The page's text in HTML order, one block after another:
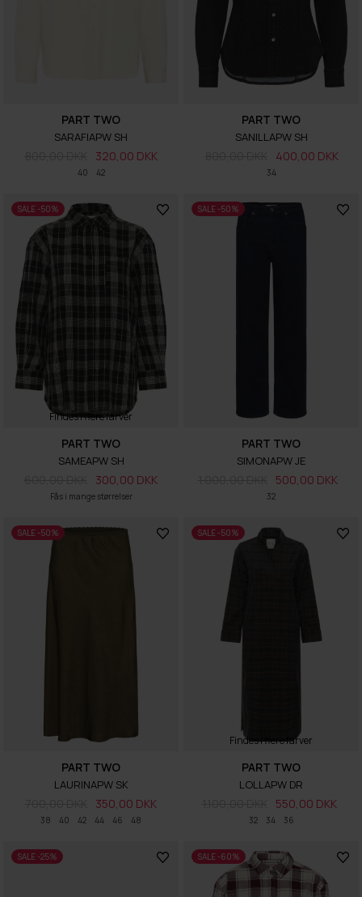
40 42
PART TWO
SARAFIAPW SH
320,00 DKK
34
PART TWO
SANILLAPW SH
400,00 DKK
SALE -50%
Findes i flere farver
Fås i mange størrelser
PART TWO
SAMEAPW SH
300,00 DKK
SALE -50%
32
PART TWO
SIMONAPW JE
500,00 DKK
SALE -50%
38 40 42 44 46 48
PART TWO
LAURINAPW SK
350,00 DKK
SALE -50%
Findes i flere farver
32 34 36
PART TWO
LOLLAPW DR
550,00 DKK
SALE -25% SALE -60%